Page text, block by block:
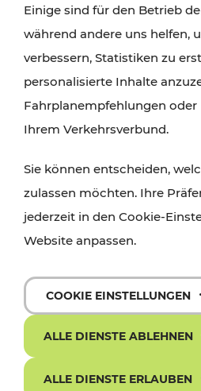
Attraktionen sind mit den
Angeboten des VOR gut und
Einige sind für den Betrieb
während andere uns helfen,
verbessern, Statistiken zu
personalisierte Inhalte
Fahrplanempfehlungen
Ihrem Verkehrsverbund.
Sie können entscheiden,
zulassen möchten. Ihre
jederzeit in den Cookie-
Website anpassen.
COOKIE EINSTELLUNGEN
ALLE DIENSTE ABLEHNEN
ALLE DIENSTE ERLAUBEN